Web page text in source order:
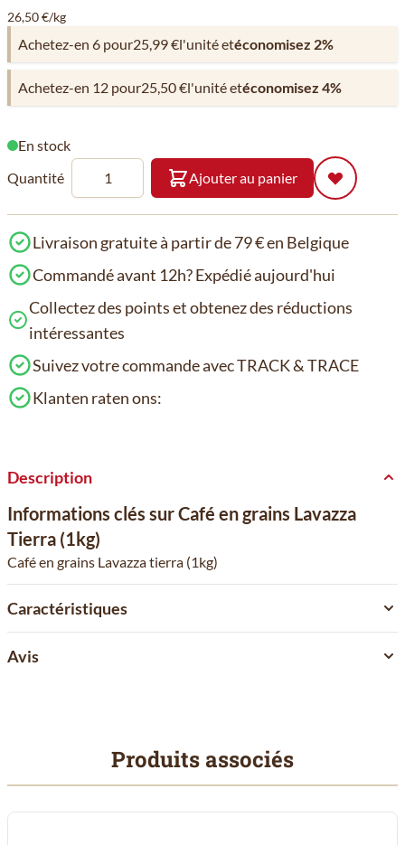
26,50 €/kg
Achetez-en 6 pour25,99 €l'unité etéconomisez 2%
Achetez-en 12 pour25,50 €l'unité etéconomisez 4%
En stock
Quantité
Ajouter au panier
Livraison gratuite à partir de 79 € en Belgique
Commandé avant 12h? Expédié aujourd'hui
Collectez des points et obtenez des réductions
intéressantes
Suivez votre commande avec TRACK & TRACE
Klanten raten ons:
Description
Informations clés sur Café en grains Lavazza
Tierra (1kg)
Café en grains Lavazza tierra (1kg)
Caractéristiques
Avis
Produits associés
Il est possible de naviguer entre les éléments du carrousel à
Cliquer pour passer le carrousel
Cliquer pour accéder à la navigation en carrousel